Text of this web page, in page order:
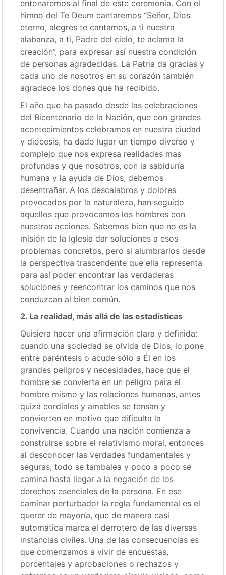
entonaremos al final de este ceremonia. Con el
himno del Te Deum cantaremos “Señor, Dios
eterno, alegres te cantamos, a ti nuestra
alabanza, a ti, Padre del cielo, te aclama la
creación”, para expresar así nuestra condición
de personas agradecidas. La Patria da gracias y
cada uno de nosotros en su corazón también
agradece los dones que ha recibido.
El año que ha pasado desde las celebraciones
del Bicentenario de la Nación, que con grandes
acontecimientos celebramos en nuestra ciudad
y diócesis, ha dado lugar un tiempo diverso y
complejo que nos expresa realidades mas
profundas y que nosotros, con la sabiduría
humana y la ayuda de Dios, debemos
desentrañar. A los descalabros y dolores
provocados por la naturaleza, han seguido
aquellos que provocamos los hombres con
nuestras acciones. Sabemos bien que no es la
misión de la Iglesia dar soluciones a esos
problemas concretos, pero si alumbrarlos desde
la perspectiva trascendente que ella representa
para así poder encontrar las verdaderas
soluciones y reencontrar los caminos que nos
conduzcan al bien común.
2. La realidad, más allá de las estadísticas
Quisiera hacer una afirmación clara y definida:
cuando una sociedad se olvida de Dios, lo pone
entre paréntesis o acude sólo a Él en los
grandes peligros y necesidades, hace que el
hombre se convierta en un peligro para el
hombre mismo y las relaciones humanas, antes
quizá cordiales y amables se tensan y
convierten en motivo que dificulta la
convivencia. Cuando una nación comienza a
construirse sobre el relativismo moral, entonces
al desconocer las verdades fundamentales y
seguras, todo se tambalea y poco a poco se
camina hasta llegar a la negación de los
derechos esenciales de la persona. En ese
caminar perturbador la regla fundamental es el
querer de mayoría, que de manera casi
automática marca el derrotero de las diversas
instancias civiles. Una de las consecuencias es
que comenzamos a vivir de encuestas,
porcentajes y aprobaciones o rechazos y